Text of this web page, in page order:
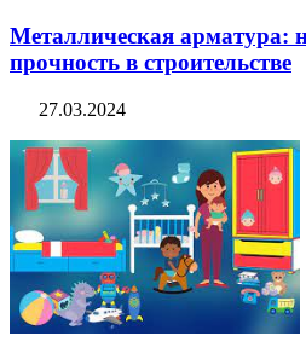
Металлическая арматура:
прочность в строительстве
27.03.2024